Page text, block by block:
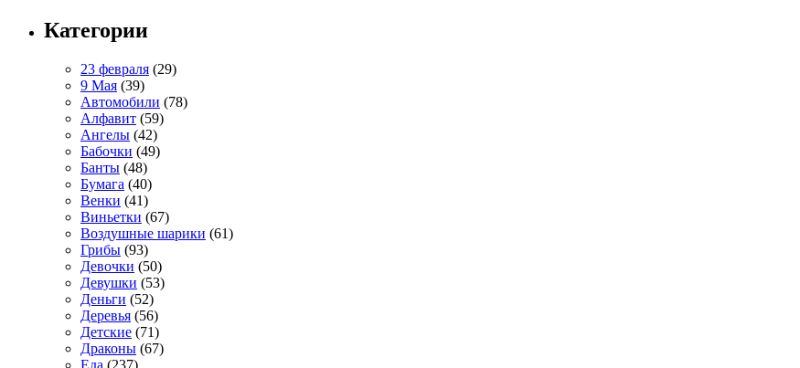
Категории
23 февраля (29)
9 Мая (39)
Автомобили (78)
Алфавит (59)
Ангелы (42)
Бабочки (49)
Банты (48)
Бумага (40)
Венки (41)
Виньетки (67)
Воздушные шарики (61)
Грибы (93)
Девочки (50)
Девушки (53)
Деньги (52)
Деревья (56)
Детские (71)
Драконы (67)
Еда (237)